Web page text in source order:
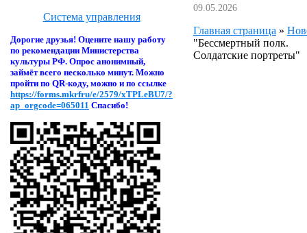
Система управления
Дорогие друзья! Оцените нашу работу
по рекомендации Министерства
культуры РФ. Опрос анонимный,
займёт всего несколько минут. Можно
пройти по QR-коду, можно и по ссылке
https://forms.mkrfru/e/2579/xTPLeBU7/?
ap_orgcode=065011 Спасибо!
09.05.2026
Главная страница »
"Бессмертный полк.
Солдатские портреты"